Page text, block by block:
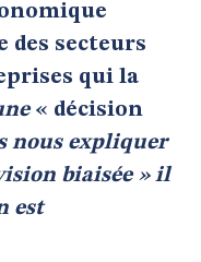
des secteurs
qui la
« décision
nous expliquer
biaisée » il
est